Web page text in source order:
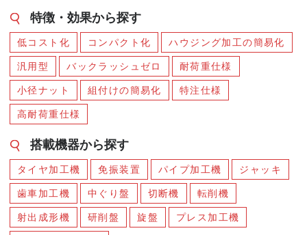
特徴・効果から探す
低コスト化 コンパクト化 ハウジング加工の簡易化
汎用型 バックラッシュゼロ 耐荷重仕様
小径ナット 組付けの簡易化 特注仕様
高耐荷重仕様
搭載機器から探す
タイヤ加工機 免振装置 パイプ加工機 ジャッキ
歯車加工機 中ぐり盤 切断機 転削機
射出成形機 研削盤 旋盤 プレス加工機